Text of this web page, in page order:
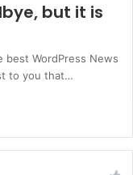
but it is
best WordPress News
to you that…